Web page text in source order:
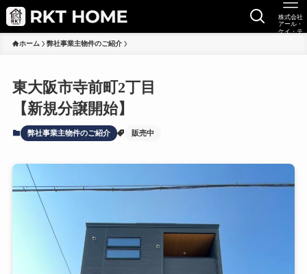
株式会社
アール・
ケイ・テ
ホーム 弊社事業主物件のご紹介
東大阪市寺前町2丁目
【新規分譲開始】
弊社事業主物件のご紹介 販売中